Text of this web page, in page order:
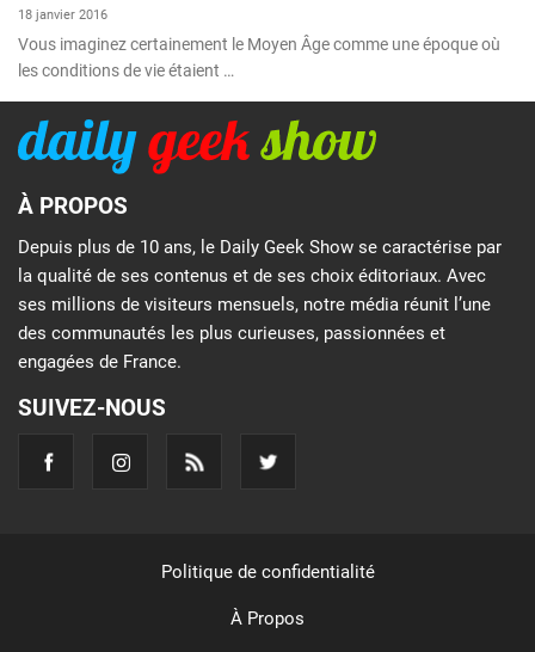
18 janvier 2016
Vous imaginez certainement le Moyen Âge comme une époque où
les conditions de vie étaient …
À PROPOS
Depuis plus de 10 ans, le Daily Geek Show se caractérise par
la qualité de ses contenus et de ses choix éditoriaux. Avec
ses millions de visiteurs mensuels, notre média réunit l’une
des communautés les plus curieuses, passionnées et
engagées de France.
SUIVEZ-NOUS
Politique de confidentialité
À Propos